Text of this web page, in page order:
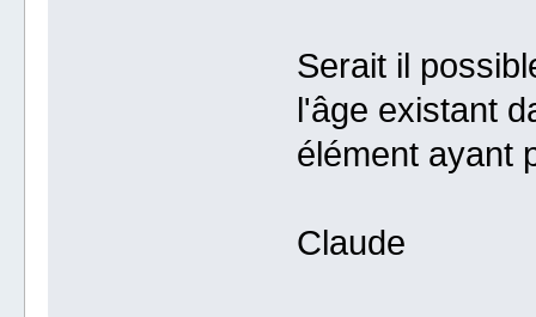
Serait il
l'âge existant
élément ayant
Claude